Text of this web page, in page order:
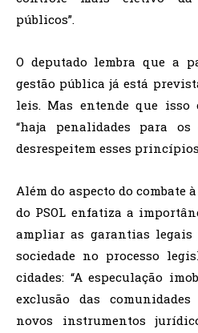
públicos”.
O deputado lembra que a
gestão pública já está
leis. Mas entende que
“haja penalidades para
desrespeitem esses
Além do aspecto do combate
do PSOL enfatiza a
ampliar as garantias
sociedade no processo
cidades: “A especulação
exclusão das
novos instrumentos